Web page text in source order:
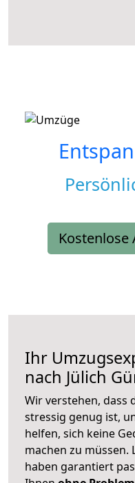
Kostenlose
Ihr
nach Jülich
Wir verstehen, dass
stressig genug ist,
helfen, sich keine
machen zu müssen.
haben garantiert